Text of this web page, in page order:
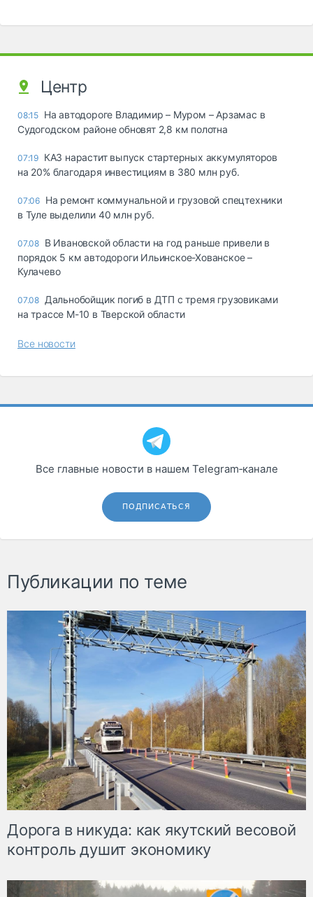
Центр
08:15 На автодороге Владимир – Муром – Арзамас в
Судогодском районе обновят 2,8 км полотна
07:19 КАЗ нарастит выпуск стартерных аккумуляторов
на 20% благодаря инвестициям в 380 млн руб.
07:06 На ремонт коммунальной и грузовой спецтехники
в Туле выделили 40 млн руб.
07.08 В Ивановской области на год раньше привели в
порядок 5 км автодороги Ильинское-Хованское –
Кулачево
07.08 Дальнобойщик погиб в ДТП с тремя грузовиками
на трассе М-10 в Тверской области
Все новости
Все главные новости в нашем Telegram‑канале
ПОДПИСАТЬСЯ
Публикации по теме
Дорога в никуда: как якутский весовой
контроль душит экономику